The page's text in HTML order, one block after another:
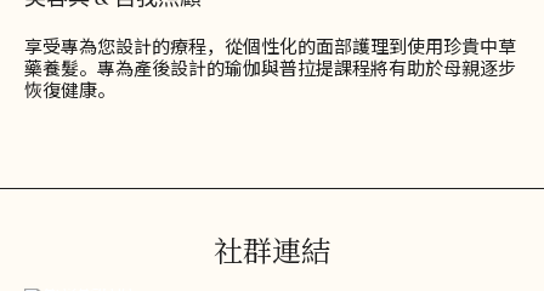
享受專為您設計的療程，從個性化的面部護理到使用珍貴中草
藥養髮。專為產後設計的瑜伽與普拉提課程將有助於母親逐步
恢復健康。
社群連結